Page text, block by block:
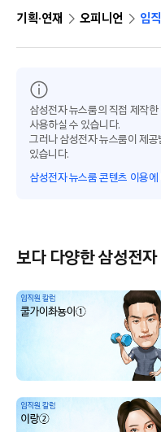
기획·연재
오피니언 임
삼성전자 뉴스룸의 직접 제작
사용하실 수 있습니다.
그러나 삼성전자 뉴스룸이 제
있습니다.
삼성전자 뉴스룸 콘텐츠 이용에
보다 다양한 삼성전